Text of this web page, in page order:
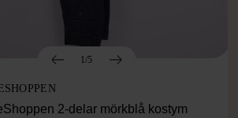
1/5
2-delar mörkblå kostym